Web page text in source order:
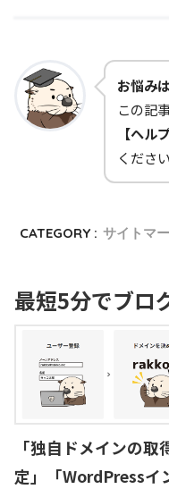
お悩み
この記
【ヘルプ
ください
CATEGORY : サイトマ
最短5分でブロ
「独自ドメインの
定」「WordPressイ